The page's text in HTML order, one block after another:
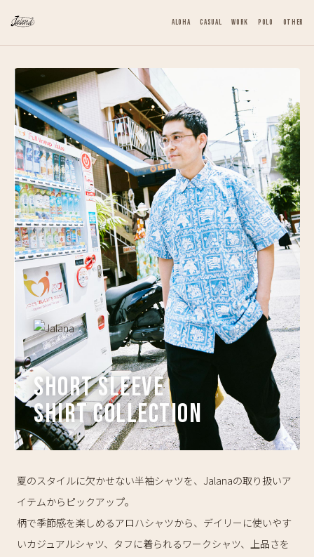
ALOHA CASUAL WORK POLO OTHER
Short Sleeve
Shirt Collection
夏のスタイルに欠かせない半袖シャツを、Jalanaの取り扱いア
イテムからピックアップ。
柄で季節感を楽しめるアロハシャツから、デイリーに使いやす
いカジュアルシャツ、タフに着られるワークシャツ、上品さを